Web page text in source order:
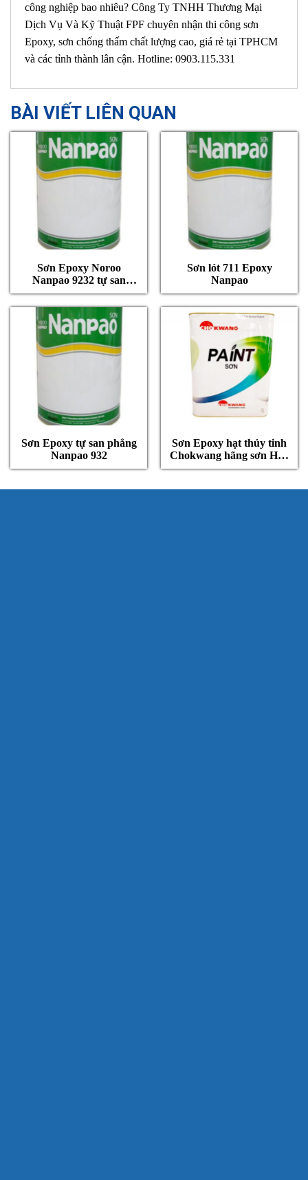
công nghiệp bao nhiêu? Công Ty TNHH Thương Mại
Dịch Vụ Và Kỹ Thuật FPF chuyên nhận thi công sơn
Epoxy, sơn chống thấm chất lượng cao, giá rẻ tại TPHCM
và các tỉnh thành lân cận. Hotline: 0903.115.331
BÀI VIẾT LIÊN QUAN
Sơn Epoxy Noroo
Nanpao 9232 tự san
phẳng
Sơn lót 711 Epoxy
Nanpao
Sơn Epoxy tự san phẳng
Nanpao 932
Sơn Epoxy hạt thủy tinh
Chokwang hãng sơn Hàn
Quốc